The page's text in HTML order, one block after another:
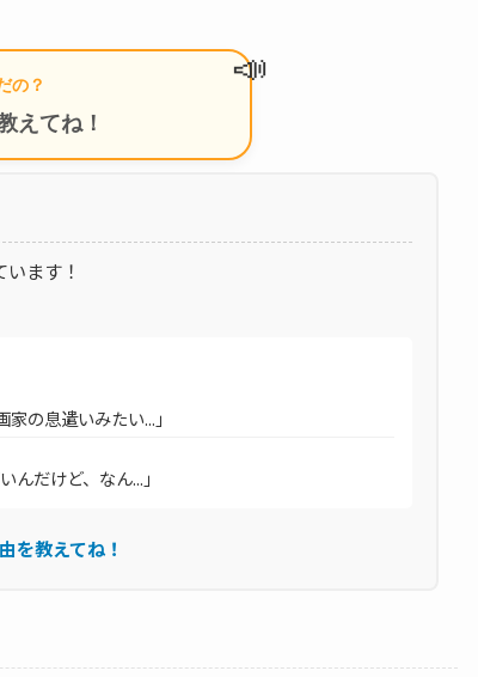
の？
えてね！
📣
ます！
の息遣いみたい...」
だけど、なん...」
を教えてね！